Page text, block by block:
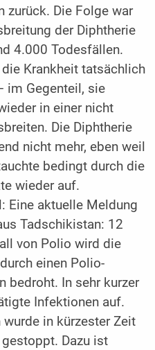
zurück. Die Folge war
der Diphtherie
4.000 Todesfällen.
Krankheit tatsächlich
im Gegenteil, sie
in einer nicht
Die Diphtherie
nicht mehr, eben weil
bedingt durch die
wieder auf.
Eine aktuelle Meldung
Tadschikistan: 12
von Polio wird die
einen Polio-
bedroht. In sehr kurzer
Infektionen auf.
in kürzester Zeit
Dazu ist